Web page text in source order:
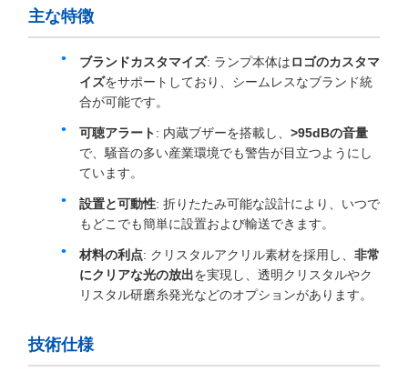
主な特徴
ブランドカスタマイズ: ランプ本体はロゴのカスタマ
イズをサポートしており、シームレスなブランド統
合が可能です。
可聴アラート: 内蔵ブザーを搭載し、 >95dBの音量
で、騒音の多い産業環境でも警告が目立つようにし
ています。
設置と可動性: 折りたたみ可能な設計により、いつで
もどこでも簡単に設置および輸送できます。
材料の利点: クリスタルアクリル素材を採用し、 非常
にクリアな光の放出を実現し、透明クリスタルやク
リスタル研磨糸発光などのオプションがあります。
技術仕様